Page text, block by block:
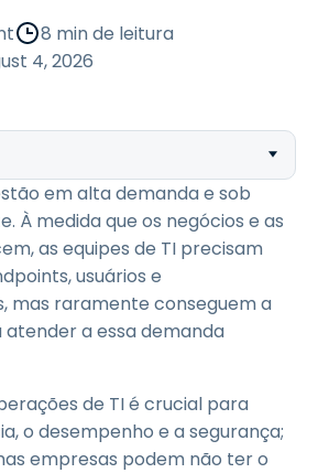
8 min de leitura
4, 2026
em alta demanda e sob
À medida que os negócios e as
as equipes de TI precisam
usuários e
mas raramente conseguem a
a essa demanda
de TI é crucial para
o desempenho e a segurança;
empresas podem não ter o